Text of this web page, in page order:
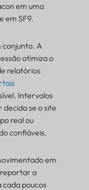
em uma
em SF9.
conjunto. A
otimiza o
relatórios
Intervalos
se o site
real ou
confiáveis.
em
a
poucos